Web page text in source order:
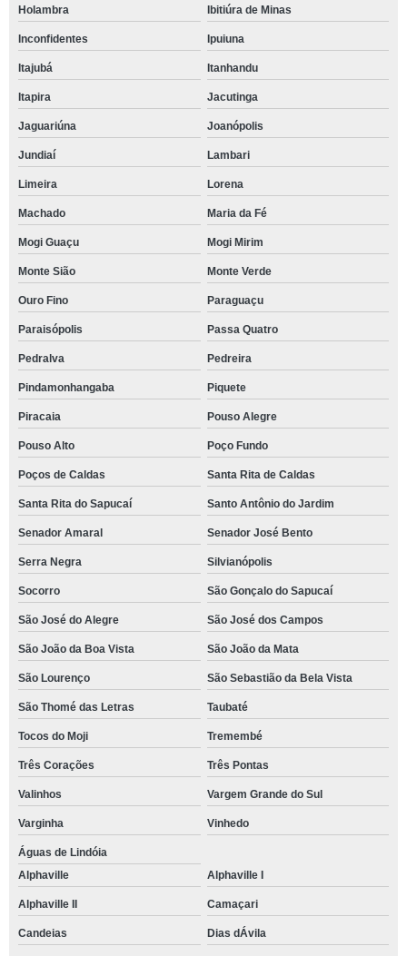
Holambra Ibitiúra de Minas
Inconfidentes Ipuiuna
Itajubá Itanhandu
Itapira Jacutinga
Jaguariúna Joanópolis
Jundiaí Lambari
Limeira Lorena
Machado Maria da Fé
Mogi Guaçu Mogi Mirim
Monte Sião Monte Verde
Ouro Fino Paraguaçu
Paraisópolis Passa Quatro
Pedralva Pedreira
Pindamonhangaba Piquete
Piracaia Pouso Alegre
Pouso Alto Poço Fundo
Poços de Caldas Santa Rita de Caldas
Santa Rita do Sapucaí Santo Antônio do Jardim
Senador Amaral Senador José Bento
Serra Negra Silvianópolis
Socorro São Gonçalo do Sapucaí
São José do Alegre São José dos Campos
São João da Boa Vista São João da Mata
São Lourenço São Sebastião da Bela Vista
São Thomé das Letras Taubaté
Tocos do Moji Tremembé
Três Corações Três Pontas
Valinhos Vargem Grande do Sul
Varginha Vinhedo
Águas de Lindóia
Alphaville
Alphaville I
Alphaville II Camaçari
Candeias Dias dÁvila